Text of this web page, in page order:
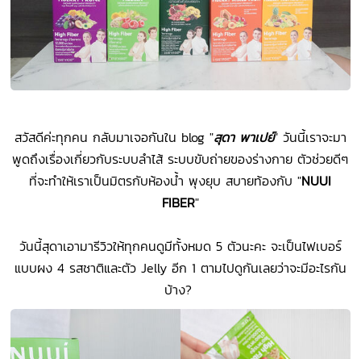
สวัสดีค่ะทุกคน กลับมาเจอกันใน blog "สุดา พาเปย์" วันนี้เราจะมา
พูดถึงเรื่องเกี่ยวกับระบบลำไส้ ระบบขับถ่ายของร่างกาย ตัวช่วยดีๆ
ที่จะทำให้เราเป็นมิตรกับห้องน้ำ พุงยุบ สบายท้องกับ "NUUI
FIBER"
วันนี้สุดาเอามารีวิวให้ทุกคนดูมีทั้งหมด 5 ตัวนะคะ จะเป็นไฟเบอร์
แบบผง 4 รสชาติและตัว Jelly อีก 1 ตามไปดูกันเลยว่าจะมีอะไรกัน
บ้าง?